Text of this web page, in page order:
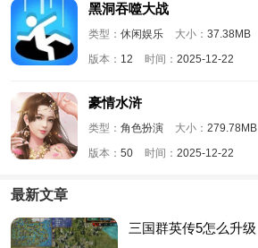
黑洞吞噬大战
类型： 休闲娱乐 大小： 37.38MB
版本： 12 时间： 2025-12-22
豪情水浒
类型： 角色扮演 大小： 279.78MB
版本： 50 时间： 2025-12-22
最新文章
三国群英传5怎么升级